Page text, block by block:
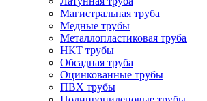
Магистральная труба
Медные трубы
Металлопластиковая труба
НКТ трубы
Обсадная труба
Оцинкованные трубы
ПВХ трубы